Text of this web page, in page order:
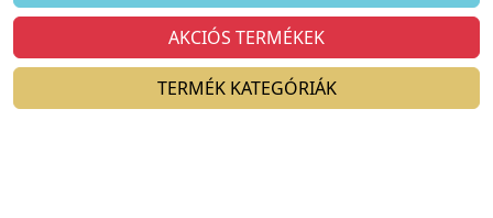
AKCIÓS TERMÉKEK
TERMÉK KATEGÓRIÁK